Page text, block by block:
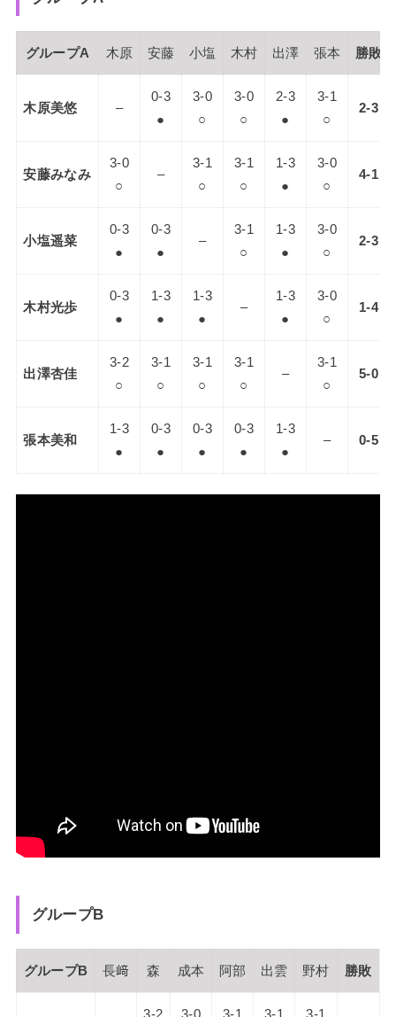
グループA 木原 安藤 小塩 木村 出澤 張本 勝敗
木原美悠 –
0-3
●
3-0
○
3-0
○
2-3
●
3-1
○
2-3
安藤みなみ
3-0
○
–
3-1
○
3-1
○
1-3
●
3-0
○
4-1
小塩遥菜
0-3
●
0-3
●
–
3-1
○
1-3
●
3-0
○
2-3
木村光歩
0-3
●
1-3
●
1-3
●
–
1-3
●
3-0
○
1-4
出澤杏佳
3-2
○
3-1
○
3-1
○
3-1
○
–
3-1
○
5-0
張本美和
1-3
●
0-3
●
0-3
●
0-3
●
1-3
●
– 0-5
グループB
グループB 長﨑 森 成本 阿部 出雲 野村 勝敗